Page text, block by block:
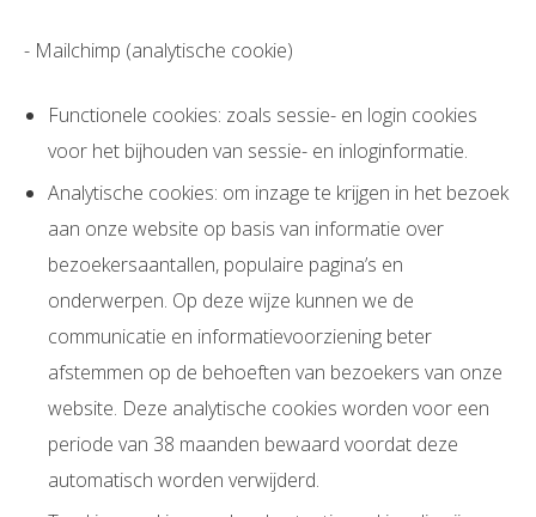
- Mailchimp (analytische cookie)
Functionele cookies: zoals sessie- en login cookies
voor het bijhouden van sessie- en inloginformatie.
Analytische cookies: om inzage te krijgen in het bezoek
aan onze website op basis van informatie over
bezoekersaantallen, populaire pagina’s en
onderwerpen. Op deze wijze kunnen we de
communicatie en informatievoorziening beter
afstemmen op de behoeften van bezoekers van onze
website. Deze analytische cookies worden voor een
periode van 38 maanden bewaard voordat deze
automatisch worden verwijderd.